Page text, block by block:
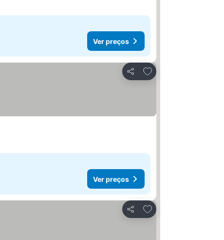
Ver preços
Partilhar
Adicionar aos favoritos
Ver preços
Partilhar
Adicionar aos favoritos